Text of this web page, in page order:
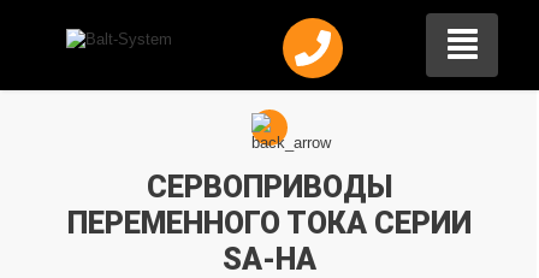
СЕРВОПРИВОДЫ
ПЕРЕМЕННОГО ТОКА СЕРИИ
SA-HA